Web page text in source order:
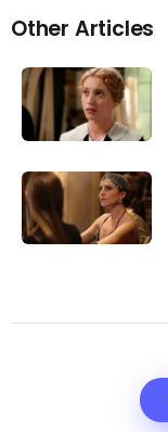
Other Articles